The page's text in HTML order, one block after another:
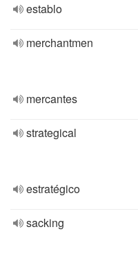
establo
merchantmen
mercantes
strategical
estratégico
sacking